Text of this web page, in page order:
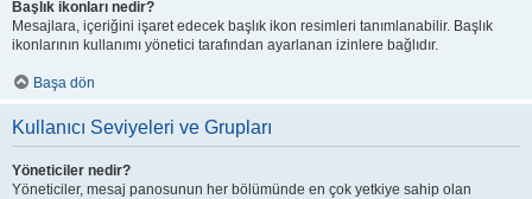
Başlık ikonları nedir?
Mesajlara, içeriğini işaret edecek başlık ikon resimleri tanımlanabilir. Başlık
ikonlarının kullanımı yönetici tarafından ayarlanan izinlere bağlıdır.
Başa dön
Kullanıcı Seviyeleri ve Grupları
Yöneticiler nedir?
Yöneticiler, mesaj panosunun her bölümünde en çok yetkiye sahip olan